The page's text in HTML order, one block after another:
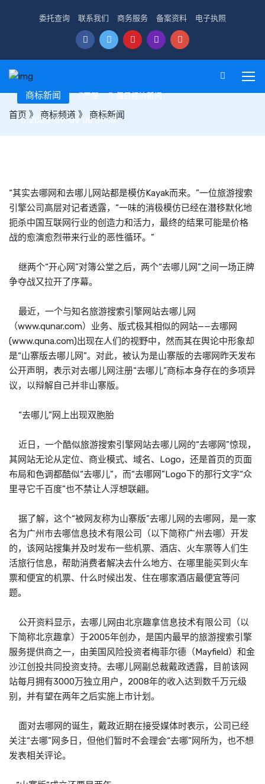
委托查询 联系我们 商务服务 备案资料 电子执照
首页 》 商标频道》 商标新闻
商标新闻 严翠 每日经济新闻
2009-09-09 08:59:18
“其实去哪网和去哪儿网站都是模仿Kayak而来。”一位旅游搜索
引擎公司高层对记者透露，“一味的消极模仿已经在潜移默化地
扼杀中国互联网行业的创造力和活力，最终的结果可能是价格
战的愈演愈烈带来行业的恶性循环。”
继两个“开心网”对簿公堂之后，两个“去哪儿网”之间一场正牌
争夺战又拉开了序幕。
最近，一个与知名旅游搜索引擎网站去哪儿网
（www.qunar.com）业务、版式极其相似的网站——去哪网
(www.quna.com)出现在人们的视野中，然而其在舆论中形象却
是“山寨版去哪儿网”。对此，被认为是山寨版的去哪网昨天发布
公开声明，表示对去哪儿网注册“去哪儿”商标本身存在的多项异
议，以辩解自己并非山寨版。
“去哪儿”网上出现双胞胎
近日，一个酷似旅游搜索引擎网站去哪儿网的“去哪网”惊现，
其网站无论从定位、商业模式、域名、Logo，还是首页的页面
布局和色调都酷似“去哪儿”，而“去哪网”Logo下的那行文字“众
里寻它千百度”也不禁让人浮想联翩。
据了解，这个“被网友称为山寨版”去哪儿网的去哪网，是一家
名为广州市去哪信息技术有限公司（以下简称广州去哪）开发
的，该网站搜集并及时发布一些机票、酒店、火车票等人们生
活旅行信息，帮助消费者解决去什么地方、在哪里能买到火车
票和便宜的机票、什么时候出发、住在哪家酒店最便宜等问
题。
公开资料显示，去哪儿网由北京趣拿信息技术有限公司（以
下简称北京趣拿）于2005年创办，是国内最早的旅游搜索引擎
服务提供商之一，由美国风险投资者梅菲尔德（Mayfield）和金
沙江创投共同投资支持。去哪儿网副总裁戴政透露，目前该网
站每月拥有3000万独立用户，2008年的收入达到数千万元级
别，并有望在两年之后实施上市计划。
面对去哪网的诞生，戴政近期在接受媒体时表示，公司已经
关注“去哪”网多日，但他们暂时不会理会“去哪”网所为，也不想
发表相关评论。